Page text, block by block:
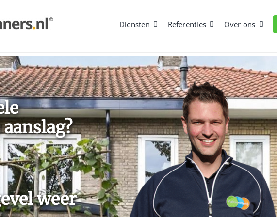
Diensten Referenties Over ons
weer